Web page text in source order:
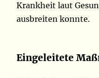
Krankheit laut
ausbreiten konnte.
Eingeleitete